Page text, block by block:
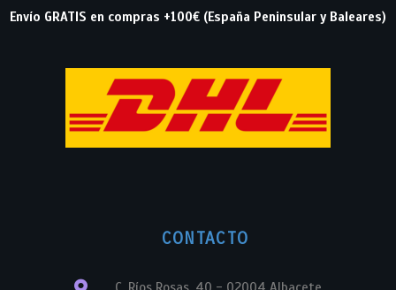
Envío GRATIS en compras +100€ (España Peninsular y Baleares)
CONTACTO